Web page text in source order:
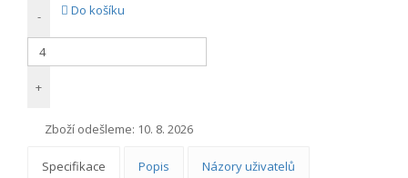
-
+
Do košíku
Zboží odešleme: 10. 8. 2026
Specifikace Popis Názory uživatelů